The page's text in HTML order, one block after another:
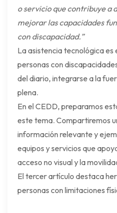
o servicio que contribuye a
mejorar las capacidades
con discapacidad.”
La asistencia tecnológica es
personas con
del diario, integrarse a la
plena.
En el CEDD, preparamos
este tema. Compartiremos
información relevante y
equipos y servicios que
acceso no visual y la
El tercer artículo destaca
personas con limitaciones